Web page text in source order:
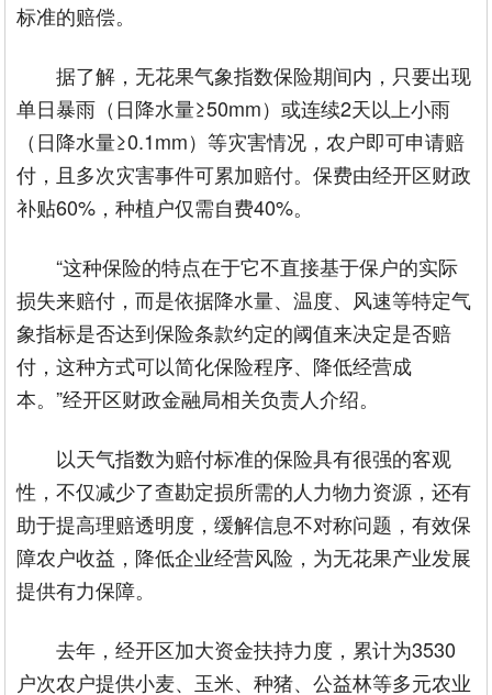
标准的赔偿。
据了解，无花果气象指数保险期间内，只要出现
单日暴雨（日降水量≥50mm）或连续2天以上小雨
（日降水量≥0.1mm）等灾害情况，农户即可申请赔
付，且多次灾害事件可累加赔付。保费由经开区财政
补贴60%，种植户仅需自费40%。
“这种保险的特点在于它不直接基于保户的实际
损失来赔付，而是依据降水量、温度、风速等特定气
象指标是否达到保险条款约定的阈值来决定是否赔
付，这种方式可以简化保险程序、降低经营成
本。”经开区财政金融局相关负责人介绍。
以天气指数为赔付标准的保险具有很强的客观
性，不仅减少了查勘定损所需的人力物力资源，还有
助于提高理赔透明度，缓解信息不对称问题，有效保
障农户收益，降低企业经营风险，为无花果产业发展
提供有力保障。
去年，经开区加大资金扶持力度，累计为3530
户次农户提供小麦、玉米、种猪、公益林等多元农业